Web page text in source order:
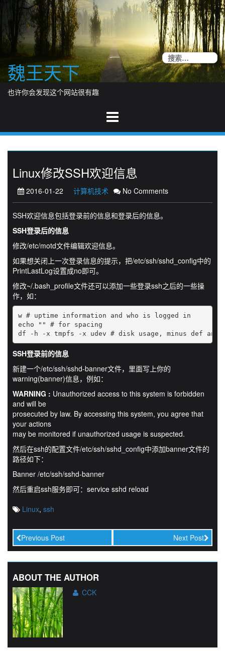
content
魏王天下
也许你会发现这个网站很有趣
搜
Linux修改SSH欢迎信息
2016-01-22 计算机技术 No Comments
SSH欢迎信息包括登录前的信息和登录后的信息。
SSH登录后的信息
修改/etc/motd文件编辑欢迎信息。
如果想关闭上一次登录信息的提示，把/etc/ssh/sshd_config中的
PrintLastLog设置成no即可。
修改~/.bash_profile文件还可以添加一些登录ssh之后的一些操
作，如：
w # uptime information and who is logged in
echo "" # for spacing
df -h -x tmpfs -x udev # disk usage, minus def and
SSH登录前的信息
新建一个/etc/ssh/sshd-banner文件，里面写上你的
warning(banner)信息，例如：
WARNING : Unauthorized access to this system is forbidden
and will be
prosecuted by law. By accessing this system, you agree that
your actions
may be monitored if unauthorized usage is suspected.
然后在ssh的配置文件/etc/ssh/sshd_config中添加banner文件的
路径如下：
Banner /etc/ssh/sshd-banner
然后重启ssh服务即可：service sshd reload
Linux, ssh
Previous Post Next Post
ABOUT THE AUTHOR
CCK